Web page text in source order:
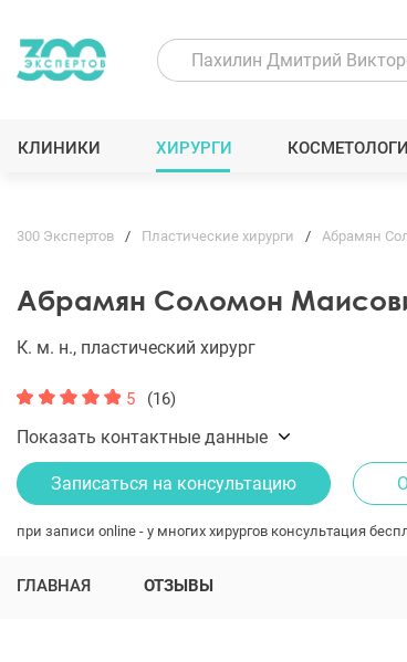
КЛИНИКИ ХИРУРГИ КОСМЕТОЛОГИ
300 Экспертов Пластические хирурги Абрамян
Абрамян Соломон
К. м. н., пластический хирург
5 (16)
Показать контактные данные
Записаться на консультацию
при записи online - у многих хирургов консультация
ГЛАВНАЯ ОТЗЫВЫ